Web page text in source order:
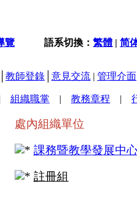
覽 語系切換： 繁體 | 简
教師登錄 意見交流 | 管理介面
組織職掌 | 教務章程 |
處內組織單位
課務暨教學發展中
註冊組